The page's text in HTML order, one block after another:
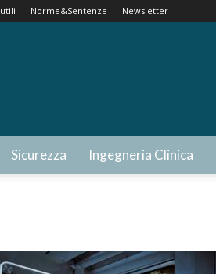
Norme&Sentenze Newsletter
Sicurezza Ingegneria Clinica